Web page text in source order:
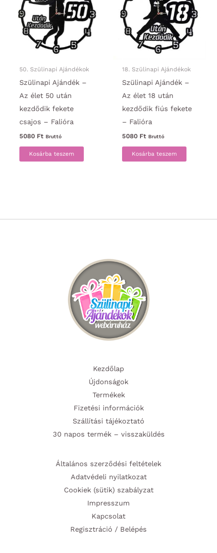
50. Szülinapi Ajándékok
Szülinapi Ajándék –
Az élet 50 után
kezdődik fekete
csajos – Falióra
5080 Ft Bruttó
Kosárba teszem
18. Szülinapi Ajándékok
Szülinapi Ajándék –
Az élet 18 után
kezdődik fiús fekete
– Falióra
5080 Ft Bruttó
Kosárba teszem
Kezdőlap
Újdonságok
Termékek
Fizetési információk
Szállítási tájékoztató
30 napos termék – visszaküldés
Általános szerződési feltételek
Adatvédeli nyilatkozat
Cookiek (sütik) szabályzat
Impresszum
Kapcsolat
Regisztráció / Belépés